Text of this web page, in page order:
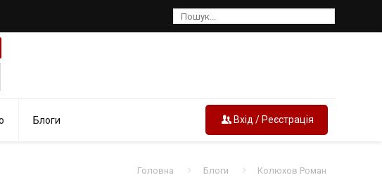
Блоги Вхід / Реєстрація
Головна Блоги Колюхов Роман